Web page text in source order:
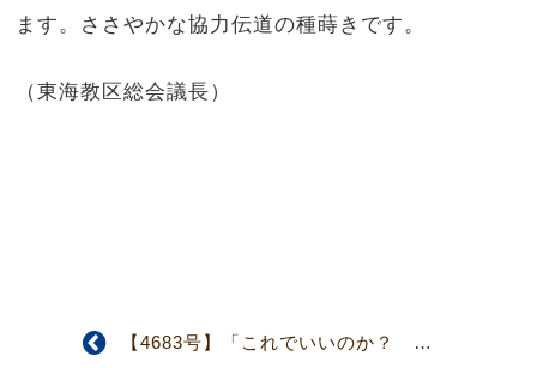
ます。ささやかな協力伝道の種蒔きです。
（東海教区総会議長）
【4683号】「これでいいのか？ 今の教会」 関東教区・埼玉地区壮年部修養会